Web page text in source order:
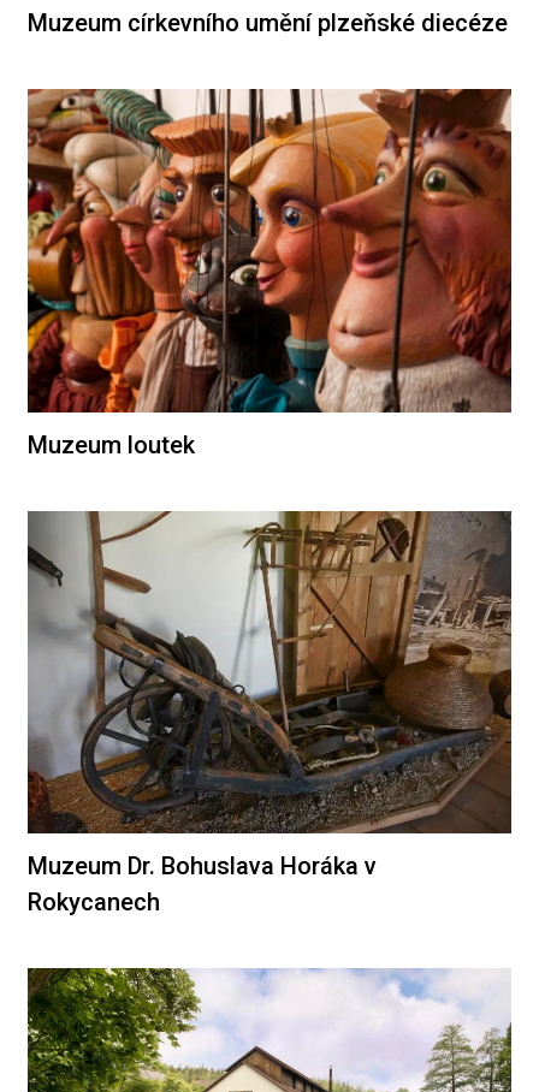
Muzeum církevního umění plzeňské diecéze
Muzeum loutek
Muzeum Dr. Bohuslava Horáka v
Rokycanech